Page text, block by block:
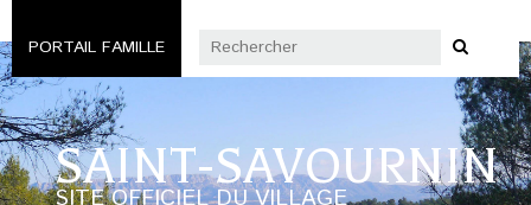
PORTAIL FAMILLE
SAINT-SAVOURNIN
SITE OFFICIEL DU VILLAGE